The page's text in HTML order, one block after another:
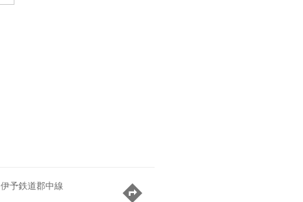
伊予鉄道郡中線